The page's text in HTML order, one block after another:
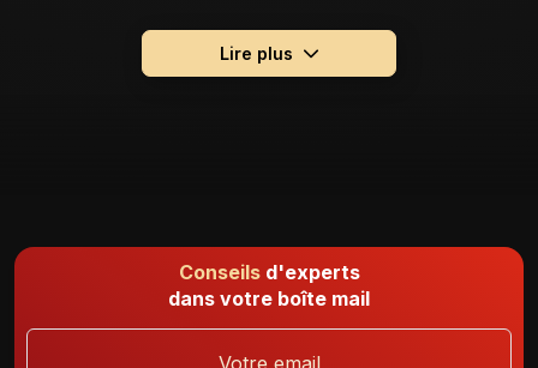
5E0U40337-AD / KRVL5RCV01 / CH22-15K601-AB
Lire plus
Conseils d'experts
dans votre boîte mail